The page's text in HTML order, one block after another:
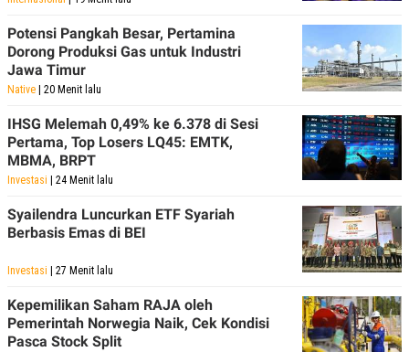
Potensi Pangkah Besar, Pertamina
Dorong Produksi Gas untuk Industri
Jawa Timur
Native | 20 Menit lalu
IHSG Melemah 0,49% ke 6.378 di Sesi
Pertama, Top Losers LQ45: EMTK,
MBMA, BRPT
Investasi | 24 Menit lalu
Syailendra Luncurkan ETF Syariah
Berbasis Emas di BEI
Investasi | 27 Menit lalu
Kepemilikan Saham RAJA oleh
Pemerintah Norwegia Naik, Cek Kondisi
Pasca Stock Split